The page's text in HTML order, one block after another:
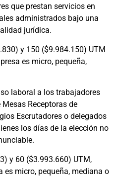
que prestan servicios en
administrados bajo una
jurídica.
y 150 ($9.984.150) UTM
es micro, pequeña,
laboral a los trabajadores
Receptoras de
Escrutadores o delegados
los días de la elección no
y 60 ($3.993.660) UTM,
es micro, pequeña, mediana o